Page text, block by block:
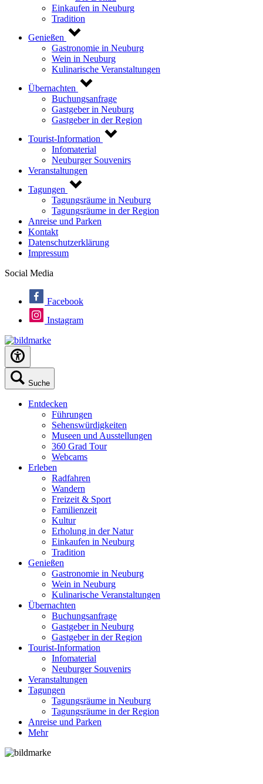
Einkaufen in Neuburg
Tradition
Genießen
Gastronomie in Neuburg
Wein in Neuburg
Kulinarische Veranstaltungen
Übernachten
Buchungsanfrage
Gastgeber in Neuburg
Gastgeber in der Region
Tourist-Information
Infomaterial
Neuburger Souvenirs
Veranstaltungen
Tagungen
Tagungsräume in Neuburg
Tagungsräume in der Region
Anreise und Parken
Kontakt
Datenschutzerklärung
Impressum
Social Media
Facebook
Instagram
Suche
Entdecken
Führungen
Sehenswürdigkeiten
Museen und Ausstellungen
360 Grad Tour
Webcams
Erleben
Radfahren
Wandern
Freizeit & Sport
Familienzeit
Kultur
Erholung in der Natur
Einkaufen in Neuburg
Tradition
Genießen
Gastronomie in Neuburg
Wein in Neuburg
Kulinarische Veranstaltungen
Übernachten
Buchungsanfrage
Gastgeber in Neuburg
Gastgeber in der Region
Tourist-Information
Infomaterial
Neuburger Souvenirs
Veranstaltungen
Tagungen
Tagungsräume in Neuburg
Tagungsräume in der Region
Anreise und Parken
Mehr